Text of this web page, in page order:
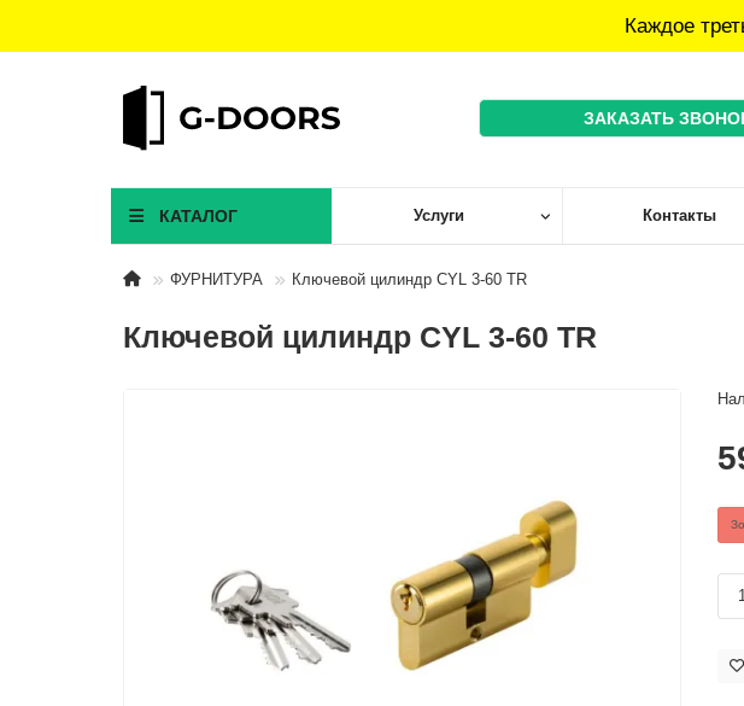
Каждое
ЗАКАЗАТЬ
КАТАЛОГ Услуги Контакты
ФУРНИТУРА Ключевой цилиндр CYL 3-60 TR
Ключевой цилиндр CYL 3-60 TR